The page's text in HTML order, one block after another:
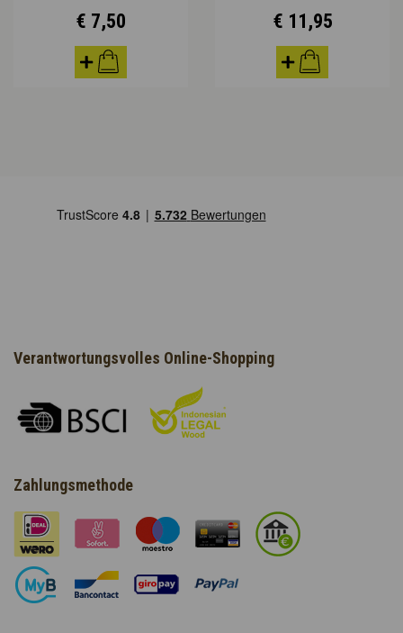
€ 7,50 € 11,95
Verantwortungsvolles Online-Shopping
Zahlungsmethode